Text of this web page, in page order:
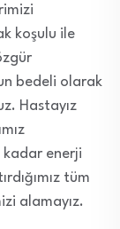
koşulu ile
bedeli olarak
Hastayız
kadar enerji
tüm
alamayız.